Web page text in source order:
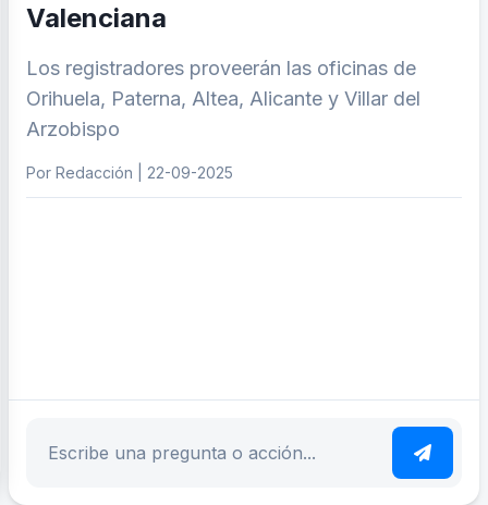
Valenciana
Los registradores proveerán las oficinas de
Orihuela, Paterna, Altea, Alicante y Villar del
Arzobispo
Por Redacción | 22-09-2025
Escribe tu pregunta